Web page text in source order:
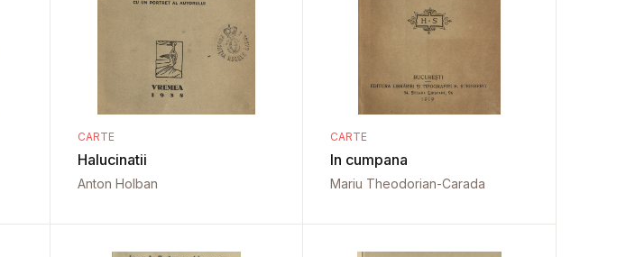
CARTE
Halucinatii
Anton Holban
CARTE
In cumpana
Mariu Theodorian-Carada